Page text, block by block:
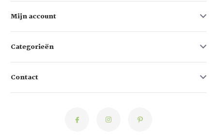
Mijn account
Categorieën
Contact